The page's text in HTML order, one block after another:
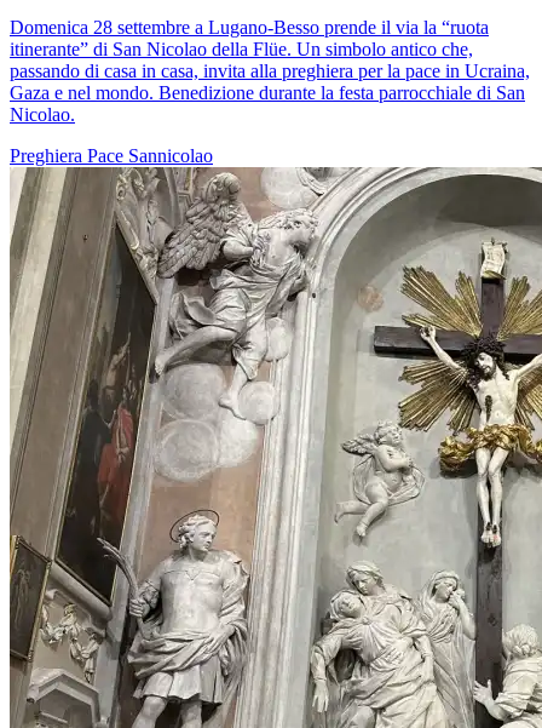
Domenica 28 settembre a Lugano-Besso prende il via la “ruota
itinerante” di San Nicolao della Flüe. Un simbolo antico che,
passando di casa in casa, invita alla preghiera per la pace in Ucraina,
Gaza e nel mondo. Benedizione durante la festa parrocchiale di San
Nicolao.
Preghiera Pace Sannicolao